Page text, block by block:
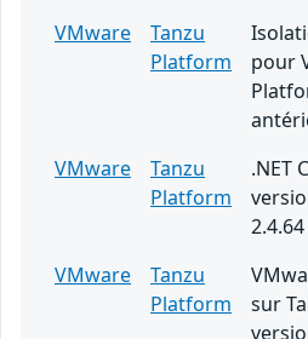
VMware
Tanzu
Platform
pour
VMware
Tanzu
Platform
.NET
2.4.64
VMware
Tanzu
Platform
sur